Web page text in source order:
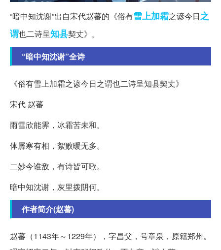
“暗中知沈谢”出自宋代赵蕃的《俗有雪上加霜之谚今日之
谓也二诗呈知县契丈》。
“暗中知沈谢”全诗
《俗有雪上加霜之谚今日之谓也二诗呈知县契丈》
宋代 赵蕃
雨雪欣能霁，冰霜苦未和。
体孱寒有相，絮败暖无多。
二妙今谁敌，有诗皆可歌。
暗中知沈谢，灰里拨阴何。
作者简介(赵蕃)
赵蕃（1143年～1229年），字昌父，号章泉，原籍郑州。